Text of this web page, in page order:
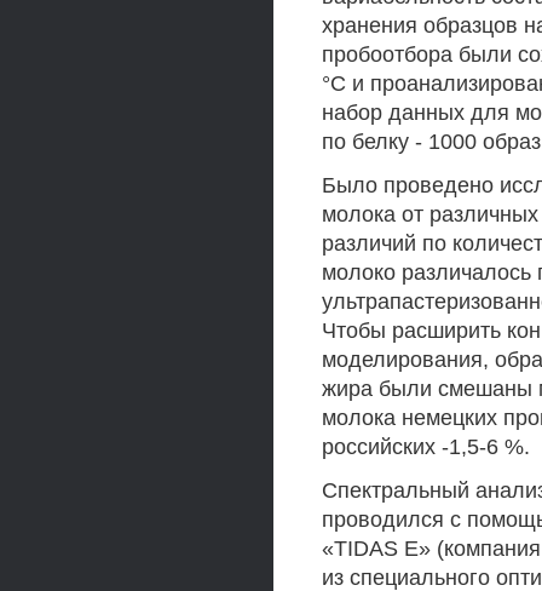
хранения образцов
пробоотбора были
°С и
набор данных для
по белку - 1000
Было проведено
молока от
различий по
молоко различалось
Чтобы расширить
моделирования,
жира были смешаны
молока немецких
российских -1,5-6 %.
Спектральный
проводился с
«TIDAS Е»
из специального